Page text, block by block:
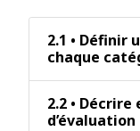
2.1 • Définir
chaque
2.2 •
d’évaluation